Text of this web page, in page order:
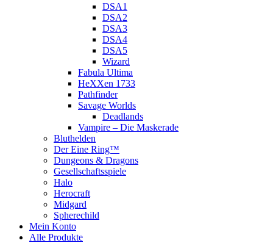
DSA1
DSA2
DSA3
DSA4
DSA5
Wizard
Fabula Ultima
HeXXen 1733
Pathfinder
Savage Worlds
Deadlands
Vampire – Die Maskerade
Bluthelden
Der Eine Ring™
Dungeons & Dragons
Gesellschaftsspiele
Halo
Herocraft
Midgard
Spherechild
Mein Konto
Alle Produkte